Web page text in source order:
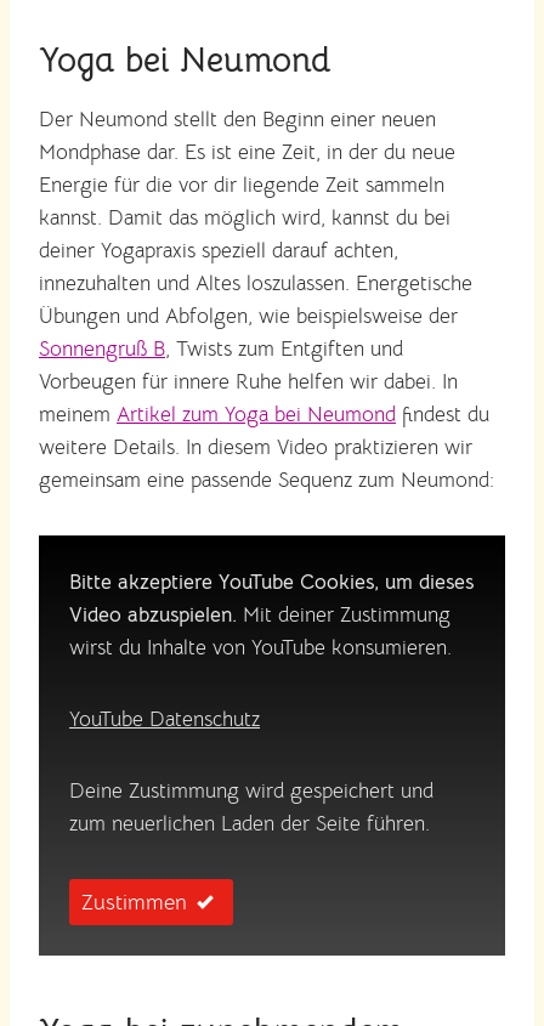
Yoga bei Neumond
Der Neumond stellt den Beginn einer neuen
Mondphase dar. Es ist eine Zeit, in der du neue
Energie für die vor dir liegende Zeit sammeln
kannst. Damit das möglich wird, kannst du bei
deiner Yogapraxis speziell darauf achten,
innezuhalten und Altes loszulassen. Energetische
Übungen und Abfolgen, wie beispielsweise der
Sonnengruß B, Twists zum Entgiften und
Vorbeugen für innere Ruhe helfen wir dabei. In
meinem Artikel zum Yoga bei Neumond findest du
weitere Details. In diesem Video praktizieren wir
gemeinsam eine passende Sequenz zum Neumond:
Bitte akzeptiere YouTube Cookies, um dieses
Video abzuspielen. Mit deiner Zustimmung
wirst du Inhalte von YouTube konsumieren.
YouTube Datenschutz
Deine Zustimmung wird gespeichert und
zum neuerlichen Laden der Seite führen.
Zustimmen